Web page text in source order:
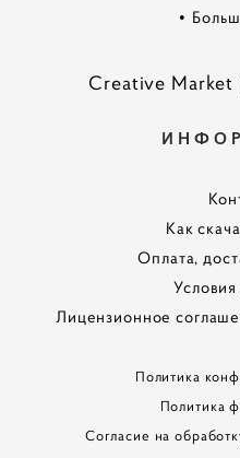
•
Creative Market
Как
Оплата,
Лицензионное
Политика
Политика
Согласие на